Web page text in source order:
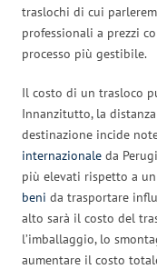
traslochi di cui
professionali a prezzi
processo più gestibile.
Il costo di un trasloco
Innanzitutto, la
destinazione incide
internazionale da
più elevati rispetto a
beni da trasportare
alto sarà il costo del
l’imballaggio, lo
aumentare il costo